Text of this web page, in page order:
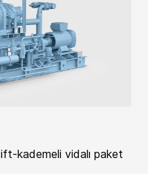
kademeli vidalı paket